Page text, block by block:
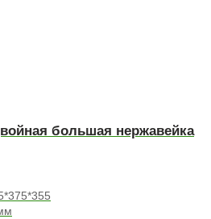
большая нержавейка